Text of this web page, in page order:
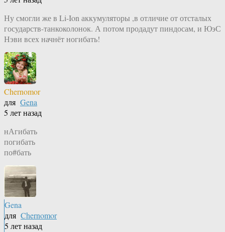
Ну смогли же в Li-Ion аккумуляторы ,в отличие от отсталых
государств-танкоколонок. А потом продадут пиндосам, и ЮэС
Нэви всех начнёт ногибать!
Chernomor
для Gena
5 лет назад
нАгибать
погибать
по#бать
Gena
для Chernomor
5 лет назад